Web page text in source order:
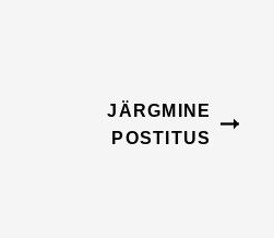
JÄRGMINE
POSTITUS